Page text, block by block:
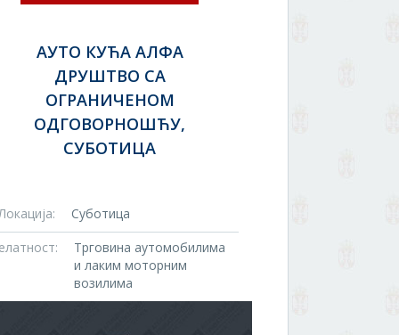
АУТО КУЋА АЛФА
ДРУШТВО СА
ОГРАНИЧЕНОМ
ОДГОВОРНОШЋУ,
СУБОТИЦА
Суботица
Трговина аутомобилима
и лаким моторним
возилима